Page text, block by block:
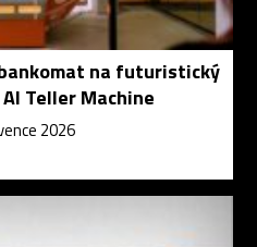
na futuristický
Teller Machine
2026